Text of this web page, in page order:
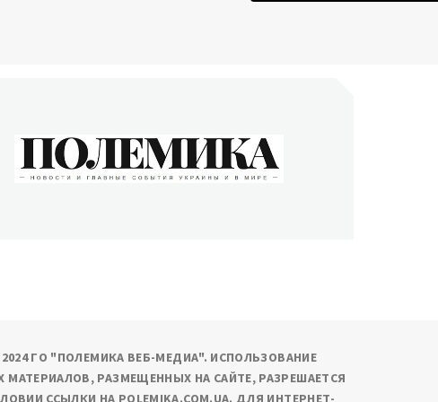
2024 ГО "ПОЛЕМИКА ВЕБ-МЕДИА". ИСПОЛЬЗОВАНИЕ
РАЗМЕЩЕННЫХ НА САЙТЕ, РАЗРЕШАЕТСЯ
ССЫЛКИ НА POLEMIKA.COM.UA. ДЛЯ ИНТЕРНЕТ-